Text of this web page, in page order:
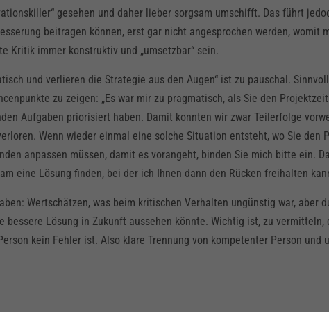
gesehen und daher lieber sorgsam umschifft. Das führt
beitragen können, erst gar nicht angesprochen werden, womit
Kritik immer konstruktiv und „umsetzbar“ sein.
und verlieren die Strategie aus den Augen“ ist zu pauschal.
zu zeigen: „Es war mir zu pragmatisch, als Sie den
Aufgaben priorisiert haben. Damit konnten wir zwar Teilerfolge
Wenn wieder einmal eine solche Situation entsteht, wo Sie den
anpassen müssen, damit es vorangeht, binden Sie mich bitte ein.
eine Lösung finden, bei der ich Ihnen dann den Rücken freihalten
Wertschätzen, was beim kritischen Verhalten ungünstig war, aber
bessere Lösung in Zukunft aussehen könnte. Wichtig ist, zu vermitteln,
kein Fehler ist. Also klare Trennung von kompetenter Person und